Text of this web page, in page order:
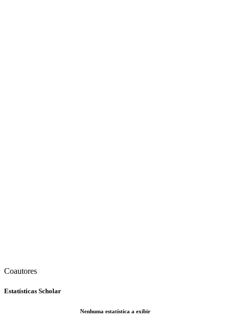
Coautores
Estatísticas Scholar
Nenhuma estatística a exibir